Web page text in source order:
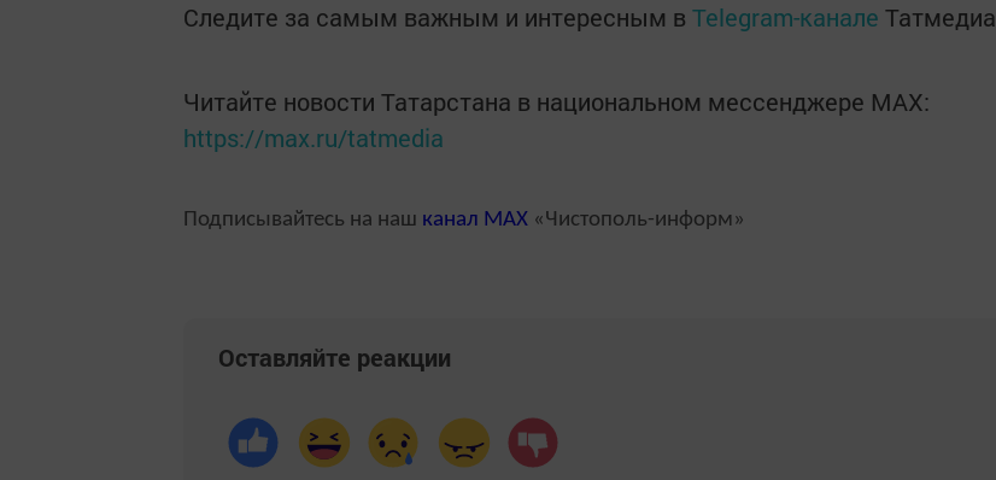
Следите за самым важным и интересным в Telegram-канале Татмедиа
Читайте новости Татарстана в национальном мессенджере MАХ:
https://max.ru/tatmedia
Подписывайтесь на наш канал MAX «Чистополь-информ»
Оставляйте реакции